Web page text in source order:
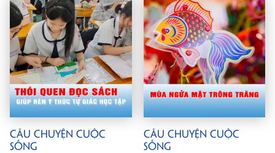
Câu Chuyện Cuộc
Sống
Câu Chuyện Cuộc
Sống